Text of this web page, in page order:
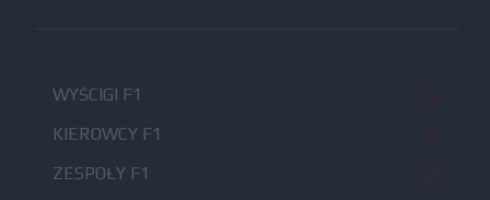
WYŚCIGI F1
KIEROWCY F1
ZESPOŁY F1